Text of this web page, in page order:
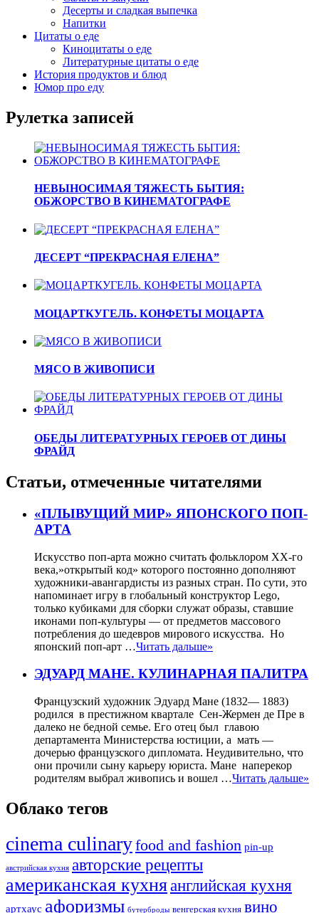
Десерты и сладкая выпечка
Напитки
Цитаты о еде
Киноцитаты о еде
Литературные цитаты o еде
История продуктов и блюд
Юмор про еду
Рулетка записей
НЕВЫНОСИМАЯ ТЯЖЕСТЬ БЫТИЯ:
ОБЖОРСТВО В КИНЕМАТОГРАФЕ
ДЕСЕРТ “ПРЕКРАСНАЯ ЕЛЕНА”
МОЦАРТКУГЕЛЬ. КОНФЕТЫ МОЦАРТА
МЯСО В ЖИВОПИСИ
ОБЕДЫ ЛИТЕРАТУРНЫХ ГЕРОЕВ ОТ ДИНЫ
ФРАЙД
Статьи, отмеченные читателями
«ПЛЫВУЩИЙ МИР» ЯПОНСКОГО ПОП-
АРТА
Искусство поп-арта можно считать фольклором ХХ-го
века,»открытый код» которого постоянно дополняют
художники-авангардисты из разных стран. По сути, это
напоминает игру в глобальный конструктор Lego,
только кубиками для сборки служат образы, ставшие
иконами поп-культуры — от предметов массового
потребления до шедевров мирового искусства. Но
японский поп-арт …Читать дальше»
ЭДУАРД МАНЕ. КУЛИНАРНАЯ ПАЛИТРА
Французский художник Эдуард Мане (1832— 1883)
родился в престижном квартале Сен-Жермен де Пре в
далеко не бедной семье. Его отец был главою
департамента Министерства юстиции, а мать —
дочерью французского дипломата. Неудивительно, что
они прочили сыну карьеру юриста. Мане наперекор
родителям выбрал живопись и вошел …Читать дальше»
Облако тегов
cinema culinaryfood аnd fashion pin-up
австрийская кухня авторские рецепты
американская кухняанглийская кухня
артхаус афоризмы бутерброды венгерская кухня вино